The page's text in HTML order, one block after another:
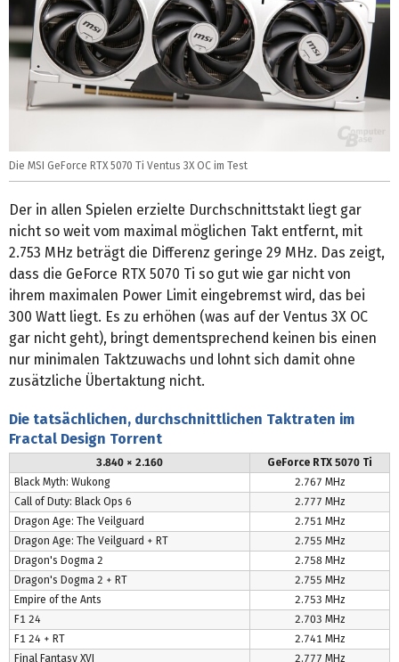
Die MSI GeForce RTX 5070 Ti Ventus 3X OC im Test
Der in allen Spielen erzielte Durchschnittstakt liegt gar
nicht so weit vom maximal möglichen Takt entfernt, mit
2.753 MHz beträgt die Differenz geringe 29 MHz. Das zeigt,
dass die GeForce RTX 5070 Ti so gut wie gar nicht von
ihrem maximalen Power Limit eingebremst wird, das bei
300 Watt liegt. Es zu erhöhen (was auf der Ventus 3X OC
gar nicht geht), bringt dementsprechend keinen bis einen
nur minimalen Taktzuwachs und lohnt sich damit ohne
zusätzliche Übertaktung nicht.
Die tatsächlichen, durchschnittlichen Taktraten im
Fractal Design Torrent
3.840 × 2.160
GeForce RTX 5070 Ti
Black Myth: Wukong
2.767 MHz
Call of Duty: Black Ops 6
2.777 MHz
Dragon Age: The Veilguard
2.751 MHz
Dragon Age: The Veilguard + RT
2.755 MHz
Dragon's Dogma 2
2.758 MHz
Dragon's Dogma 2 + RT
2.755 MHz
Empire of the Ants
2.753 MHz
F1 24
2.703 MHz
F1 24 + RT
2.741 MHz
Final Fantasy XVI
2.777 MHz